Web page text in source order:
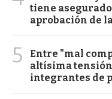
tiene
aprobación de
5
Entre "mal
altísima
integrantes de